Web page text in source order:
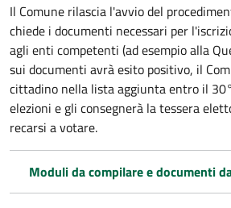
Il Comune rilascia l'avvio del
chiede i documenti necessari per
agli enti competenti (ad esempio alla
sui documenti avrà esito positivo, il
cittadino nella lista aggiunta entro il
elezioni e gli consegnerà la tessera
recarsi a votare.
Moduli da compilare e documenti